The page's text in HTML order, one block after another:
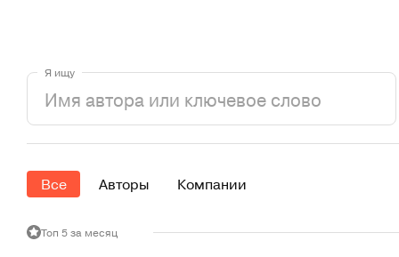
Я ищу
Все Авторы Компании
Топ 5 за месяц